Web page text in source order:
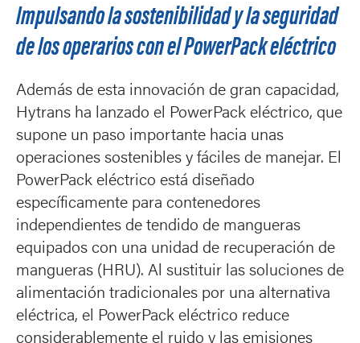
Impulsando la sostenibilidad y la seguridad
de los operarios con el PowerPack eléctrico
Además de esta innovación de gran capacidad,
Hytrans ha lanzado el PowerPack eléctrico, que
supone un paso importante hacia unas
operaciones sostenibles y fáciles de manejar. El
PowerPack eléctrico está diseñado
específicamente para contenedores
independientes de tendido de mangueras
equipados con una unidad de recuperación de
mangueras (HRU). Al sustituir las soluciones de
alimentación tradicionales por una alternativa
eléctrica, el PowerPack eléctrico reduce
considerablemente el ruido y las emisiones